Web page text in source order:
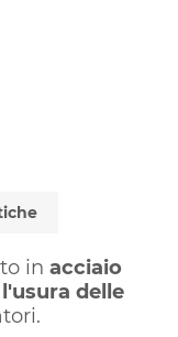
in acciaio
delle